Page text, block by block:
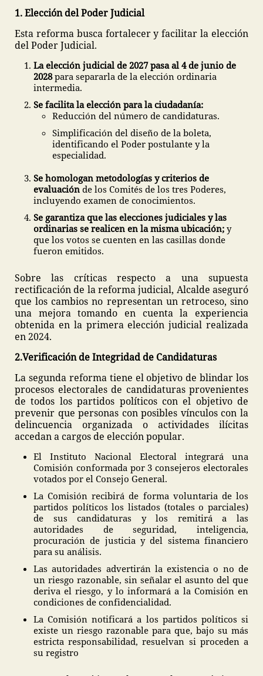
1. Elección del Poder Judicial
Esta reforma busca fortalecer y facilitar la elección
del Poder Judicial.
La elección judicial de 2027 pasa al 4 de junio de
2028para separarla de la elección ordinaria
intermedia.
Se facilita la elección para la ciudadanía:
Reducción del número de candidaturas.
Simplificación del diseño de la boleta,
identificando el Poder postulante y la
especialidad.
Se homologan metodologías y criterios de
evaluación de los Comités de los tres Poderes,
incluyendo examen de conocimientos.
Se garantiza que las elecciones judiciales y las
ordinarias se realicen en la misma ubicación; y
que los votos se cuenten en las casillas donde
fueron emitidos.
Sobre las críticas respecto a una supuesta
rectificación de la reforma judicial, Alcalde aseguró
que los cambios no representan un retroceso, sino
una mejora tomando en cuenta la experiencia
obtenida en la primera elección judicial realizada
en 2024.
2.Verificación de Integridad de Candidaturas
La segunda reforma tiene el objetivo de blindar los
procesos electorales de candidaturas provenientes
de todos los partidos políticos con el objetivo de
prevenir que personas con posibles vínculos con la
delincuencia organizada o actividades ilícitas
accedan a cargos de elección popular.
El Instituto Nacional Electoral integrará una
Comisión conformada por 3 consejeros electorales
votados por el Consejo General.
La Comisión recibirá de forma voluntaria de los
partidos políticos los listados (totales o parciales)
de sus candidaturas y los remitirá a las
autoridades de seguridad, inteligencia,
procuración de justicia y del sistema financiero
para su análisis.
Las autoridades advertirán la existencia o no de
un riesgo razonable, sin señalar el asunto del que
deriva el riesgo, y lo informará a la Comisión en
condiciones de confidencialidad.
La Comisión notificará a los partidos políticos si
existe un riesgo razonable para que, bajo su más
estricta responsabilidad, resuelvan si proceden a
su registro